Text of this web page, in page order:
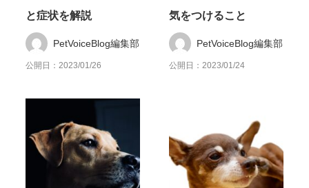
と症状を解説
PetVoiceBlog編集部
公開日：2023/01/26
気をつけること
PetVoiceBlog編集部
公開日：2023/01/24